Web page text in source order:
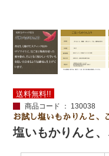
送料無料!!
商品コード ： 130038
お試し塩いもかりんと、
塩いもかりんと